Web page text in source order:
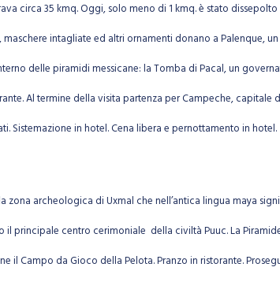
circa 35 kmq. Oggi, solo meno di 1 kmq. è stato
intagliate ed altri ornamenti donano a Palenque,
delle piramidi messicane: la Tomba di Pacal, un
Al termine della visita partenza per Campeche,
Sistemazione in hotel. Cena libera e pernottamento in hotel.
archeologica di Uxmal che nell’antica lingua maya
centro cerimoniale della civiltà Puuc. La
Campo da Gioco della Pelota. Pranzo in ristorante.